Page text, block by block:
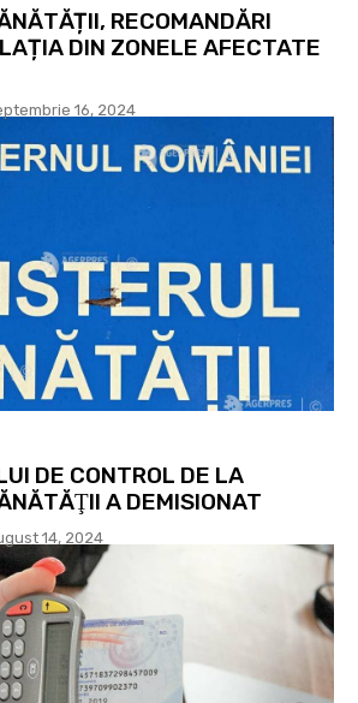
RECOMANDĂRI
DIN ZONELE AFECTATE
16, 2024
DE CONTROL DE LA
A DEMISIONAT
14, 2024